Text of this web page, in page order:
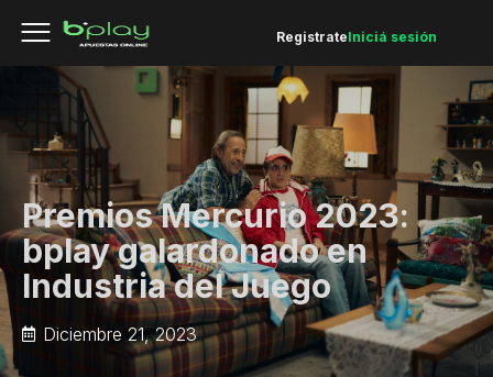
RegistrateIniciá sesión
Premios Mercurio 2023:
bplay galardonado en
Industria del Juego
Diciembre 21, 2023